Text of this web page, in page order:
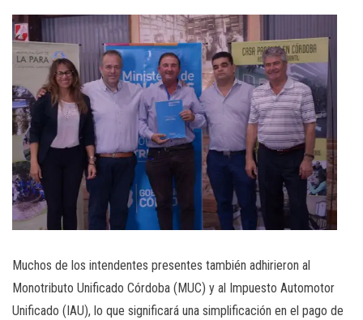
Muchos de los intendentes presentes también adhirieron al
Monotributo Unificado Córdoba (MUC) y al Impuesto Automotor
Unificado (IAU), lo que significará una simplificación en el pago de